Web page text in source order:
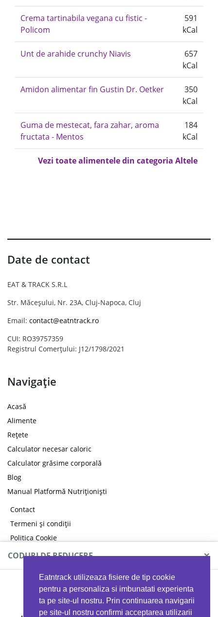
Eatntrack utilizeaza fisiere de tip cookie
pentru a personaliza si imbunatati experienta
ta pe site-ul nostru. Prin continuarea navigarii
pe site-ul nostru confirmi acceptarea utilizarii
Crema tartinabila vegana cu fistic -
Policom
591
kCal
Unt de arahide crunchy Niavis
657
kCal
Amidon alimentar fin Gustin Dr. Oetker
350
kCal
Guma de mestecat, fara zahar, aroma
fructata - Mentos
184
kCal
Vezi toate alimentele din categoria Altele
Date de contact
EAT & TRACK S.R.L
Str. Măceșului, Nr. 23A, Cluj-Napoca, Cluj
Email: contact@eatntrack.ro
CUI: RO39757359
Registrul Comerțului: J12/1798/2021
Navigație
Acasă
Alimente
Rețete
Calculator necesar caloric
Calculator grăsime corporală
Blog
Manual Platformă Nutriționiști
Contact
Termeni și condiții
Politica Cookie
Politica de confidențialitate
CODURI DE REDUCERE ×
MYPROTEIN